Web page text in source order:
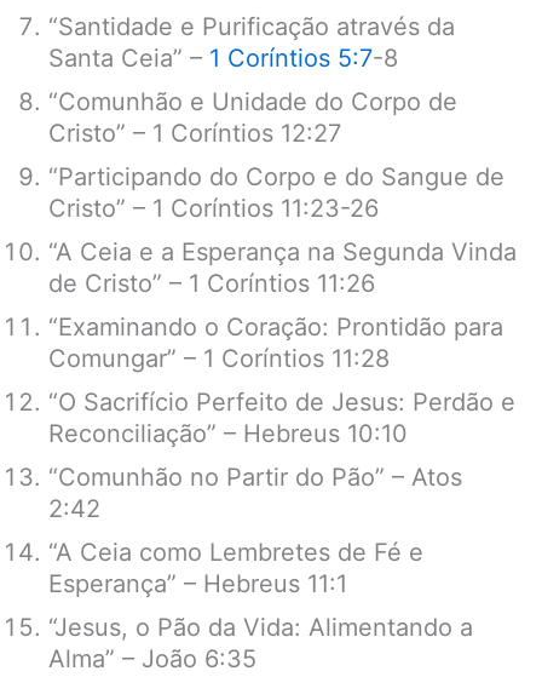
“Santidade e Purificação através da
Santa Ceia” – 1 Coríntios 5:7-8
“Comunhão e Unidade do Corpo de
Cristo” – 1 Coríntios 12:27
“Participando do Corpo e do Sangue de
Cristo” – 1 Coríntios 11:23-26
“A Ceia e a Esperança na Segunda Vinda
de Cristo” – 1 Coríntios 11:26
“Examinando o Coração: Prontidão para
Comungar” – 1 Coríntios 11:28
“O Sacrifício Perfeito de Jesus: Perdão e
Reconciliação” – Hebreus 10:10
“Comunhão no Partir do Pão” – Atos
2:42
“A Ceia como Lembretes de Fé e
Esperança” – Hebreus 11:1
“Jesus, o Pão da Vida: Alimentando a
Alma” – João 6:35